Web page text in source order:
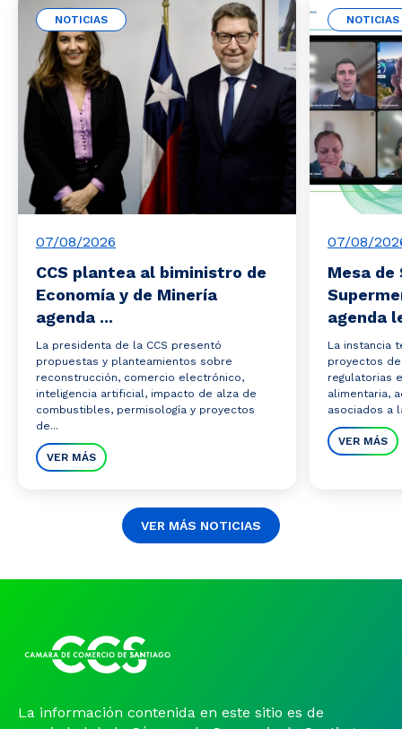
NOTICIAS
07/08/2026
CCS plantea al biministro de
Economía y de Minería
agenda ...
La presidenta de la CCS presentó
propuestas y planteamientos sobre
reconstrucción, comercio electrónico,
inteligencia artificial, impacto de alza de
combustibles, permisología y proyectos
de...
VER MÁS
NOTICIAS
07/08/
Mesa de
agenda
La instancia
proyectos
regulatorias
alimentaria,
asociados a
VER MÁS
VER MÁS NOTICIAS
La información contenida en este sitio es de